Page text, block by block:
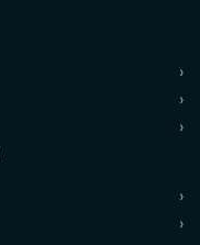
›
›
›
›
›